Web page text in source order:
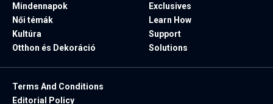
Mindennapok
Női témák
Kultúra
Otthon és Dekoráció
Exclusives
Learn How
Support
Solutions
Terms And Conditions
Editorial Policy